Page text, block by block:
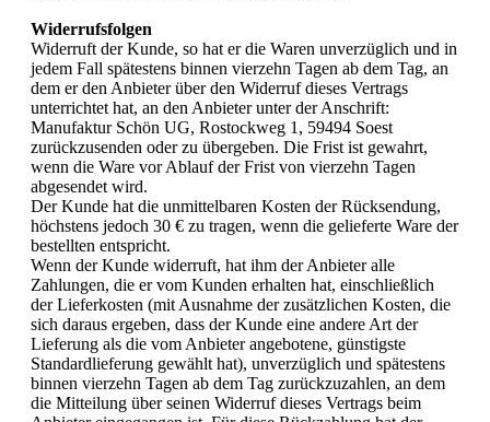
Widerrufsfolgen
Widerruft der Kunde, so hat er die Waren unverzüglich und in
jedem Fall spätestens binnen vierzehn Tagen ab dem Tag, an
dem er den Anbieter über den Widerruf dieses Vertrags
unterrichtet hat, an den Anbieter unter der Anschrift:
Manufaktur Schön UG, Rostockweg 1, 59494 Soest
zurückzusenden oder zu übergeben. Die Frist ist gewahrt,
wenn die Ware vor Ablauf der Frist von vierzehn Tagen
abgesendet wird.
Der Kunde hat die unmittelbaren Kosten der Rücksendung,
höchstens jedoch 30 € zu tragen, wenn die gelieferte Ware der
bestellten entspricht.
Wenn der Kunde widerruft, hat ihm der Anbieter alle
Zahlungen, die er vom Kunden erhalten hat, einschließlich
der Lieferkosten (mit Ausnahme der zusätzlichen Kosten, die
sich daraus ergeben, dass der Kunde eine andere Art der
Lieferung als die vom Anbieter angebotene, günstigste
Standardlieferung gewählt hat), unverzüglich und spätestens
binnen vierzehn Tagen ab dem Tag zurückzuzahlen, an dem
die Mitteilung über seinen Widerruf dieses Vertrags beim